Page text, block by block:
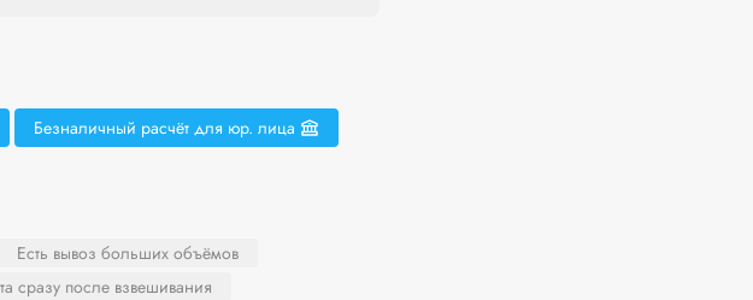
Безналичный расчёт для юр. лица
Есть вывоз больших объёмов
сразу после взвешивания